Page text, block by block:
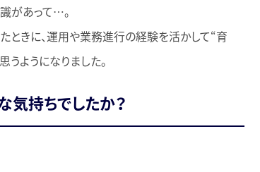
があって…。
ときに、運用や業務進行の経験を活かして“育
ようになりました。
気持ちでしたか？